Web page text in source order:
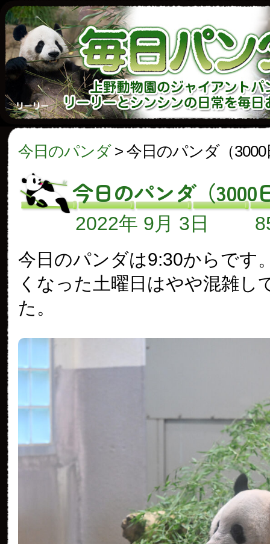
今日のパンダ> 今日のパンダ（3000
今日のパンダ（3000
2022年 9月 3日
今日のパンダは9:30からです
くなった土曜日はやや混雑し
た。